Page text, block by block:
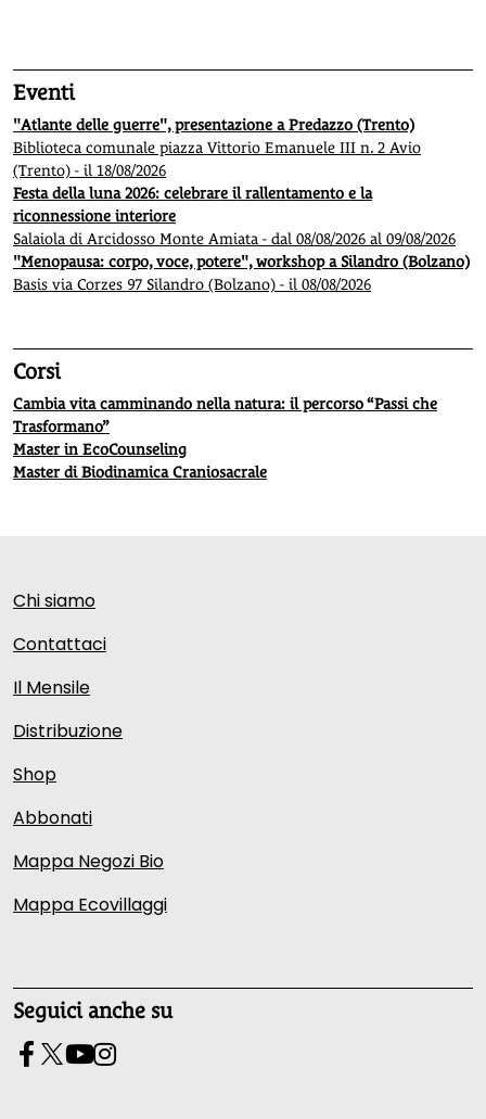
Eventi
"Atlante delle guerre", presentazione a Predazzo (Trento)
Biblioteca comunale piazza Vittorio Emanuele III n. 2 Avio
(Trento) - il 18/08/2026
Festa della luna 2026: celebrare il rallentamento e la
riconnessione interiore
Salaiola di Arcidosso Monte Amiata - dal 08/08/2026 al 09/08/2026
"Menopausa: corpo, voce, potere", workshop a Silandro (Bolzano)
Basis via Corzes 97 Silandro (Bolzano) - il 08/08/2026
Corsi
Cambia vita camminando nella natura: il percorso “Passi che
Trasformano”
Master in EcoCounseling
Master di Biodinamica Craniosacrale
Chi siamo
Contattaci
Il Mensile
Distribuzione
Shop
Abbonati
Mappa Negozi Bio
Mappa Ecovillaggi
Seguici anche su